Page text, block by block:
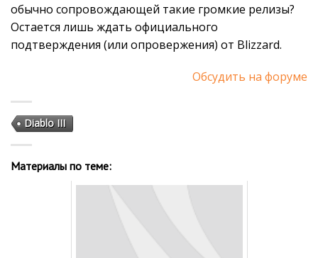
обычно сопровождающей такие громкие релизы?
Остается лишь ждать официального
подтверждения (или опровержения) от Blizzard.
Обсудить на форуме
Diablo III
Материалы по теме: